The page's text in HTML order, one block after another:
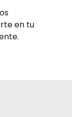
en tu